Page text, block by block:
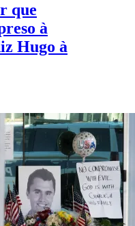
que
à
Hugo à